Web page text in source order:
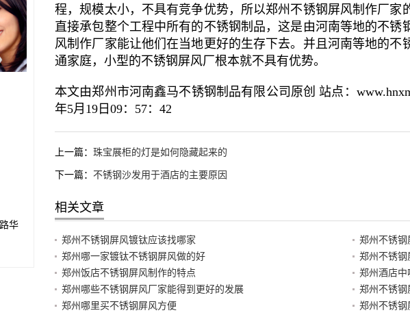
程，规模太小，不具有竞争优势，所以郑州不锈钢屏风制作厂家
直接承包整个工程中所有的不锈钢制品，这是由河南等地的不
风制作厂家能让他们在当地更好的生存下去。并且河南等地的
通家庭，小型的不锈钢屏风厂根本就不具有优势。
本文由郑州市河南鑫马不锈钢制品有限公司原创 站点：
年5月19日09：57：42
上一篇： 珠宝展柜的灯是如何隐藏起来的
下一篇： 不锈钢沙发用于酒店的主要原因
相关文章
郑州不锈钢屏风镀钛应该找哪家
郑州不锈钢
郑州哪一家镀钛不锈钢屏风做的好
郑州不锈钢
郑州饭店不锈钢屏风制作的特点
郑州酒店中
郑州哪些不锈钢屏风厂家能得到更好的发展
郑州不锈钢
郑州哪里买不锈钢屏风方便
郑州不锈钢
华